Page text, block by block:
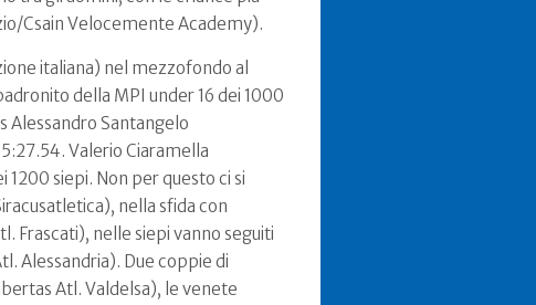
Csain Velocemente Academy).
italiana) nel mezzofondo al
della MPI under 16 dei 1000
Alessandro Santangelo
Valerio Ciaramella
siepi. Non per questo ci si
nella sfida con
Frascati), nelle siepi vanno seguiti
Alessandria). Due coppie di
Atl. Valdelsa), le venete